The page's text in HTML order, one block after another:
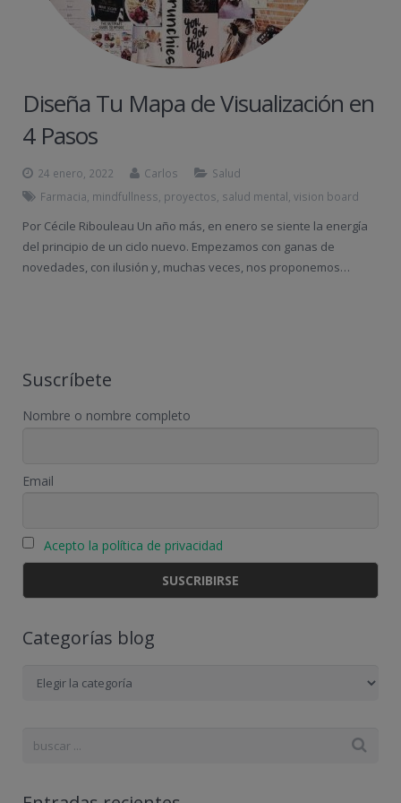
Diseña Tu Mapa de Visualización en
4 Pasos
24 enero, 2022 Carlos
Salud
Farmacia mindfullness proyectos salud mental vision board
Por Cécile Ribouleau Un año más, en enero se siente la energía
del principio de un ciclo nuevo. Empezamos con ganas de
novedades, con ilusión y, muchas veces, nos proponemos…
Suscríbete
Nombre o nombre completo
Email
Acepto la política de privacidad
Categorías blog